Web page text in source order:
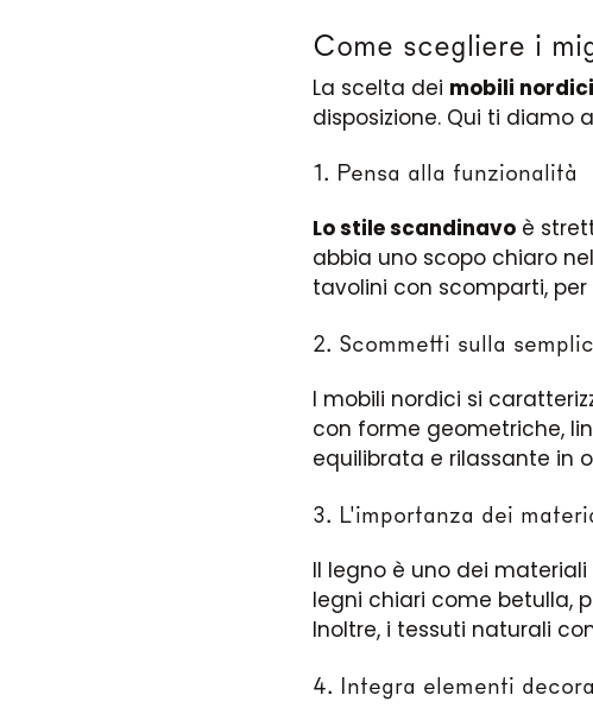
Come scegliere i
La scelta dei mobili nordici
disposizione. Qui ti diamo
1. Pensa alla funzionalità
Lo stile scandinavo è
abbia uno scopo chiaro
tavolini con scomparti, per
2. Scommetti sulla
I mobili nordici si
con forme geometriche,
equilibrata e rilassante in
3. L'importanza dei
Il legno è uno dei
legni chiari come betulla,
Inoltre, i tessuti naturali
4. Integra elementi